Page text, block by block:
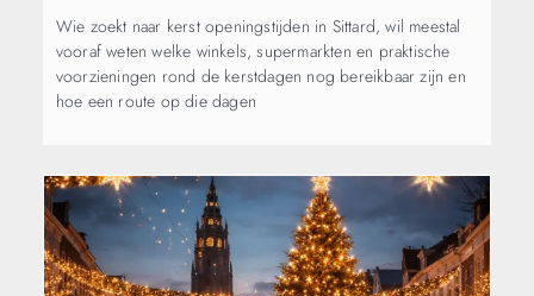
Wie zoekt naar kerst openingstijden in Sittard, wil meestal
vooraf weten welke winkels, supermarkten en praktische
voorzieningen rond de kerstdagen nog bereikbaar zijn en
hoe een route op die dagen